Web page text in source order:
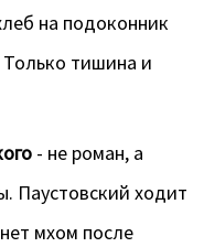
на подоконник
тишина и
- не роман, а
Паустовский ходит
мхом после